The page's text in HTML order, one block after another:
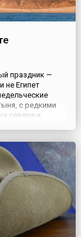
праздник —
не Египет
с редкими
севере и